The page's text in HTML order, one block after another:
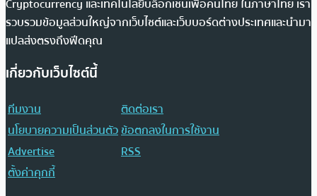
Cryptocurrency และเทคโนโลยีบล็อกเชนเพื่อคนไทย ในภาษาไทย เรา
รวบรวมข้อมูลส่วนใหญ่จากเว็บไซต์และเว็บบอร์ดต่างประเทศและนำมา
แปลส่งตรงถึงฟีดคุณ
เกี่ยวกับเว็บไซต์นี้
ทีมงาน
ติดต่อเรา
นโยบายความเป็นส่วนตัวข้อตกลงในการใช้งาน
Advertise
RSS
ตั้งค่าคุกกี้